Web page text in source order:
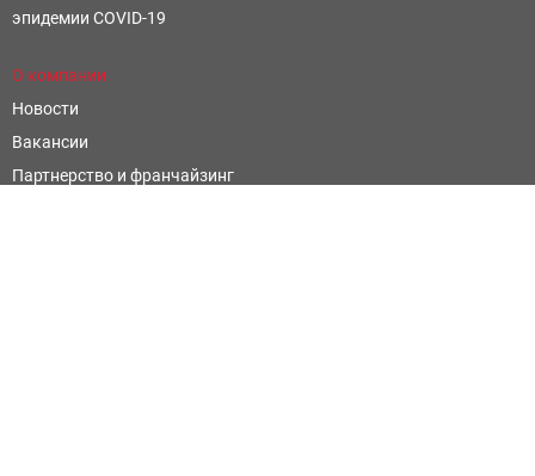
эпидемии COVID-19
О компании
Новости
Вакансии
Партнерство и франчайзинг